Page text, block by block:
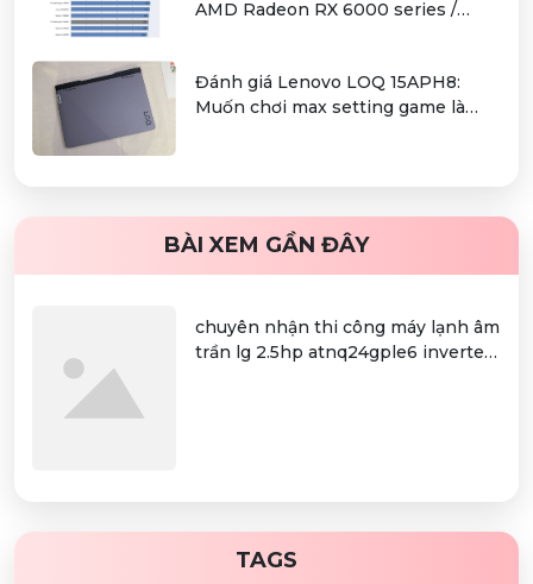
AMD Radeon RX 6000 series /
làm đồ hoạ chuyên nghiệp
Đánh giá Lenovo LOQ 15APH8:
Muốn chơi max setting game là
BÀI XEM GẦN ĐÂY
chuyên nhận thi công máy lạnh âm
trần lg 2.5hp atnq24gple6 inverter
TAGS